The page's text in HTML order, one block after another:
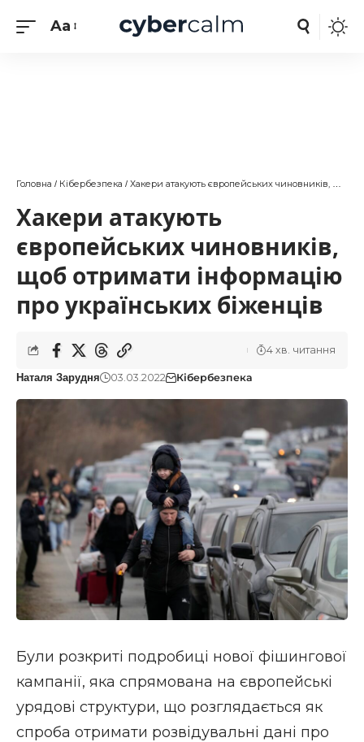
Aa
Головна / Кібербезпека / Хакери атакують європейських чиновників, щоб отримати інформацію про українських біженців
Хакери атакують
європейських чиновників,
щоб отримати інформацію
про українських біженців
Наталя Зарудня 03.03.2022 Кібербезпека
4 хв. читання
Були розкриті подробиці нової фішингової
кампанії, яка спрямована на європейські
урядові структури, що розглядається як
спроба отримати розвідувальні дані про